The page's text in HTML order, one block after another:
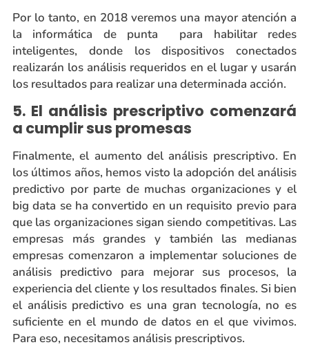
Por lo tanto, en 2018 veremos una mayor atención a
la informática de punta para habilitar redes
inteligentes, donde los dispositivos conectados
realizarán los análisis requeridos en el lugar y usarán
los resultados para realizar una determinada acción.
5. El análisis prescriptivo comenzará
a cumplir sus promesas
Finalmente, el aumento del análisis prescriptivo. En
los últimos años, hemos visto la adopción del análisis
predictivo por parte de muchas organizaciones y el
big data se ha convertido en un requisito previo para
que las organizaciones sigan siendo competitivas. Las
empresas más grandes y también las medianas
empresas comenzaron a implementar soluciones de
análisis predictivo para mejorar sus procesos, la
experiencia del cliente y los resultados finales. Si bien
el análisis predictivo es una gran tecnología, no es
suficiente en el mundo de datos en el que vivimos.
Para eso, necesitamos análisis prescriptivos.